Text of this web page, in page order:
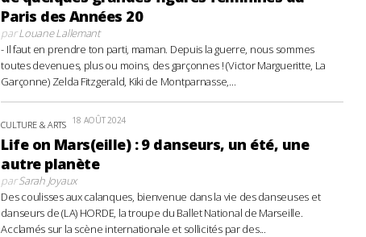
Paris des Années 20
parLouane Lallemant
- Il faut en prendre ton parti, maman. Depuis la guerre, nous sommes
toutes devenues, plus ou moins, des garçonnes ! (Victor Margueritte, La
Garçonne) Zelda Fitzgerald, Kiki de Montparnasse,...
CULTURE & ARTS 18 AOÛT 2024
Life on Mars(eille) : 9 danseurs, un été, une
autre planète
parSarah Joyaux
Des coulisses aux calanques, bienvenue dans la vie des danseuses et
danseurs de (LA) HORDE, la troupe du Ballet National de Marseille.
Acclamés sur la scène internationale et sollicités par des...